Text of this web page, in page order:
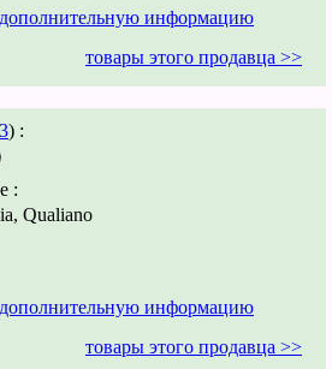
дополнительную информацию
товары этого продавца >>
) :
:
Qualiano
дополнительную информацию
товары этого продавца >>